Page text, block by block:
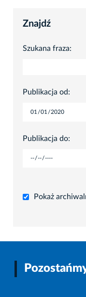
Znajdź
Szukana fraza:
Publikacja od:
Publikacja do:
Pokaż